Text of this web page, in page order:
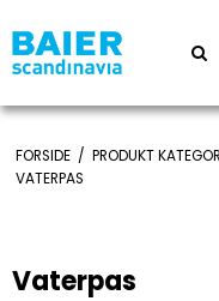
FORSIDE / PRODUKT
VATERPAS
Vaterpas